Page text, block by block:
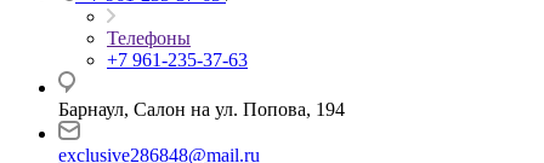
Телефоны
+7 961-235-37-63
Барнаул, Салон на ул. Попова, 194
exclusive286848@mail.ru